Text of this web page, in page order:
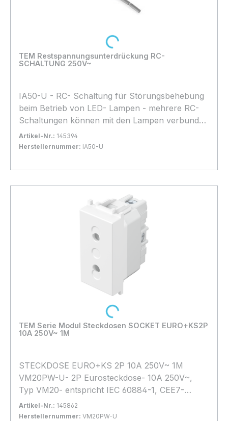
TEM Restspannungsunterdrückung RC-
SCHALTUNG 250V~
IA50-U - RC- Schaltung für Störungsbehebung
beim Betrieb von LED- Lampen - mehrere RC-
Schaltungen können mit den Lampen verbunden
werden - 0,1 Mikro-Farad , 100 Ohm , 250V~ -
vermindert das Blitzen der Lampen im
Artikel-Nr.: 145394
Herstellernummer: IA50-U
In den Warenkorb
Loading...
TEM Serie Modul Steckdosen SOCKET EURO+KS2P
10A 250V~ 1M
STECKDOSE EURO+KS 2P 10A 250V~ 1M
VM20PW-U- 2P Eurosteckdose- 10A 250V~,
Typ VM20- entspricht IEC 60884-1, CEE7-
Schraubklemmen 1,5–2,5 mm2- gegen
Berührung stromführender Teile geschützt
Artikel-Nr.: 145862
Herstellernummer: VM20PW-U
Loading...